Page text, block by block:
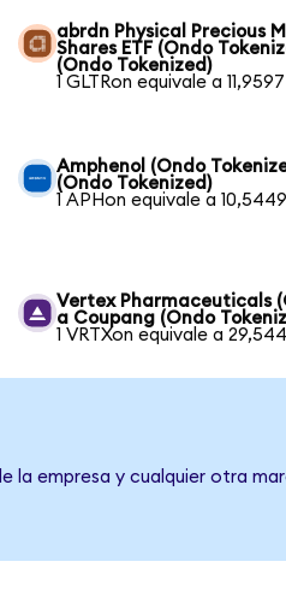
abrdn Physical Precious
Shares ETF (Ondo
(Ondo Tokenized)
1 GLTRon equivale a
Amphenol (Ondo
(Ondo Tokenized)
1 APHon equivale a
Vertex Pharmaceuticals
a Coupang (Ondo
1 VRTXon equivale a
la empresa y cualquier otra